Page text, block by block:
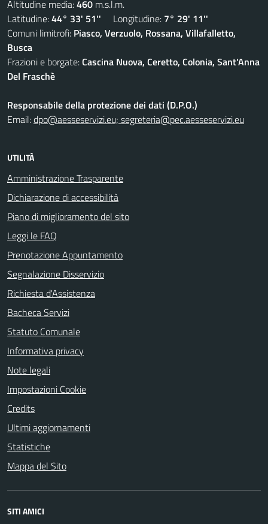
Altitudine media:460 m.s.l.m.
Latitudine:44° 33' 51'' Longitudine: 7° 29' 11''
Comuni limitrofi: Piasco, Verzuolo, Rossana, Villafalletto,
Busca
Frazioni e borgate:Cascina Nuova, Ceretto, Colonia, Sant'Anna
Del Fraschè
Responsabile della protezione dei dati (D.P.O.)
Email:dpo@aesseservizi.eu; segreteria@pec.aesseservizi.eu
UTILITÀ
Amministrazione Trasparente
Dichiarazione di accessibilità
Piano di miglioramento del sito
Leggi le FAQ
Prenotazione Appuntamento
Segnalazione Disservizio
Richiesta d'Assistenza
Bacheca Servizi
Statuto Comunale
Informativa privacy
Note legali
Impostazioni Cookie
Credits
Ultimi aggiornamenti
Statistiche
Mappa del Sito
SITI AMICI